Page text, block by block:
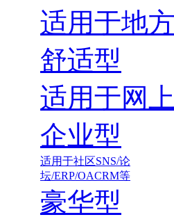
适用于地
舒适型
适用于网
企业型
适用于社区SNS/论
坛/ERP/OACRM等
豪华型